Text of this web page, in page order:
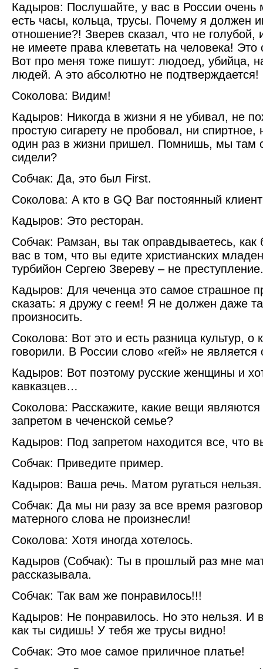
Кадыров: Послушайте, у вас в России очень
есть часы, кольца, трусы. Почему я должен
отношение?! Зверев сказал, что не
не имеете права клеветать на человека!
Вот про меня тоже пишут: людоед, убийца,
людей. А это абсолютно не подтверждается!
Соколова: Видим!
Кадыров: Никогда в жизни я не убивал, не
простую сигарету не пробовал, ни спиртное,
один раз в жизни пришел. Помнишь, мы там
сидели?
Собчак: Да, это был First.
Соколова: А кто в GQ Bar постоянный
Кадыров: Это ресторан.
Собчак: Рамзан, вы так оправдываетесь,
вас в том, что вы едите христианских
турбийон Сергею Звереву – не преступление.
Кадыров: Для чеченца это самое страшное
сказать: я дружу с геем! Я не должен даже
произносить.
Соколова: Вот это и есть разница культур, о
говорили. В России слово «гей» не является
Кадыров: Вот поэтому русские женщины и
кавказцев…
Соколова: Расскажите, какие вещи
запретом в чеченской семье?
Кадыров: Под запретом находится все, что
Собчак: Приведите пример.
Кадыров: Ваша речь. Матом ругаться нельзя.
Собчак: Да мы ни разу за все время
матерного слова не произнесли!
Соколова: Хотя иногда хотелось.
Кадыров (Собчак): Ты в прошлый раз мне
рассказывала.
Собчак: Так вам же понравилось!!!
Кадыров: Не понравилось. Но это нельзя. И
как ты сидишь! У тебя же трусы видно!
Собчак: Это мое самое приличное платье!